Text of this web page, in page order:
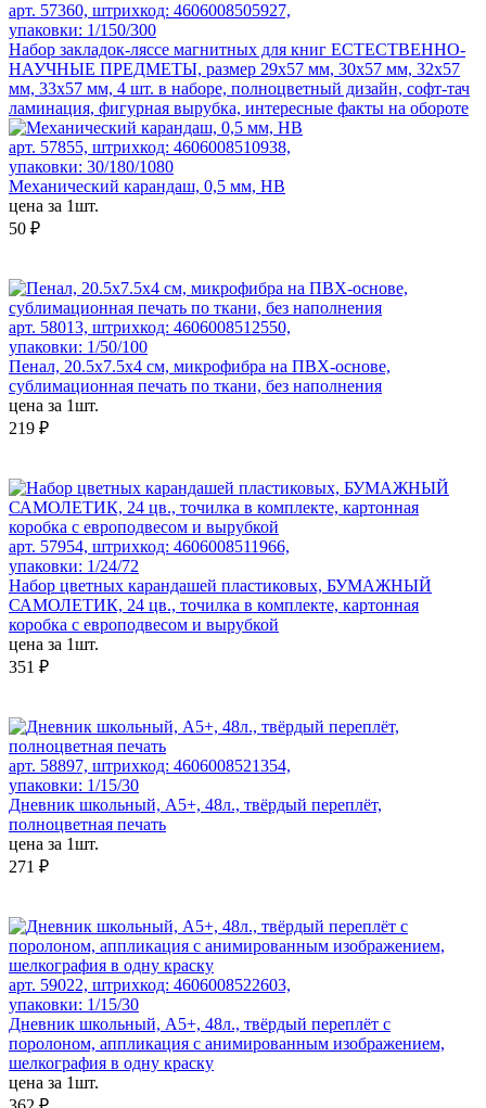
арт. 57360, штрихкод: 4606008505927,
упаковки: 1/150/300
Набор закладок-ляссе магнитных для книг ЕСТЕСТВЕННО-
НАУЧНЫЕ ПРЕДМЕТЫ, размер 29x57 мм, 30x57 мм, 32x57
мм, 33x57 мм, 4 шт. в наборе, полноцветный дизайн, софт-тач
ламинация, фигурная вырубка, интересные факты на обороте
арт. 57855, штрихкод: 4606008510938,
упаковки: 30/180/1080
Механический карандаш, 0,5 мм, HB
цена за 1шт.
50 ₽
арт. 58013, штрихкод: 4606008512550,
упаковки: 1/50/100
Пенал, 20.5х7.5х4 см, микрофибра на ПВХ-основе,
сублимационная печать по ткани, без наполнения
цена за 1шт.
219 ₽
арт. 57954, штрихкод: 4606008511966,
упаковки: 1/24/72
Набор цветных карандашей пластиковых, БУМАЖНЫЙ
САМОЛЕТИК, 24 цв., точилка в комплекте, картонная
коробка с европодвесом и вырубкой
цена за 1шт.
351 ₽
арт. 58897, штрихкод: 4606008521354,
упаковки: 1/15/30
Дневник школьный, А5+, 48л., твёрдый переплёт,
полноцветная печать
цена за 1шт.
271 ₽
арт. 59022, штрихкод: 4606008522603,
упаковки: 1/15/30
Дневник школьный, А5+, 48л., твёрдый переплёт с
поролоном, аппликация с анимированным изображением,
шелкография в одну краску
цена за 1шт.